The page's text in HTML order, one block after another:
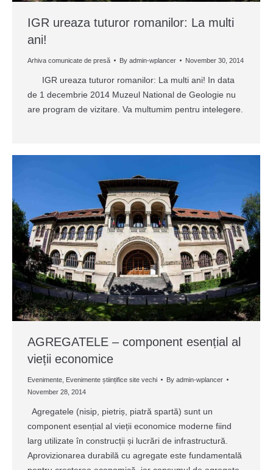
IGR ureaza tuturor romanilor: La multi
ani!
Arhiva comunicate de presă By admin-wplancer November 30, 2014
IGR ureaza tuturor romanilor: La multi ani! In data
de 1 decembrie 2014 Muzeul National de Geologie nu
are program de vizitare. Va multumim pentru intelegere.
AGREGATELE – component esențial al
vieții economice
Evenimente Evenimente științifice site vechi By admin-wplancer
November 28, 2014
Agregatele (nisip, pietriș, piatră spartă) sunt un
component esențial al vieții economice moderne fiind
larg utilizate în construcții și lucrări de infrastructură.
Aprovizionarea durabilă cu agregate este fundamentală